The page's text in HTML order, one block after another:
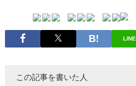
LINE
この記事を書いた人